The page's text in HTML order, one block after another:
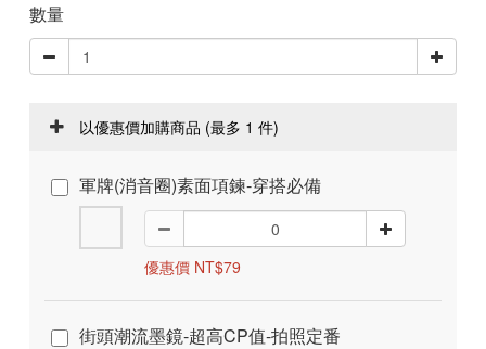
數量
以優惠價加購商品 (最多 1 件)
軍牌(消音圈)素面項鍊-穿搭必備
優惠價 NT$79
街頭潮流墨鏡-超高CP值-拍照定番